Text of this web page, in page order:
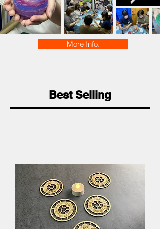
More Info.
Best Selling